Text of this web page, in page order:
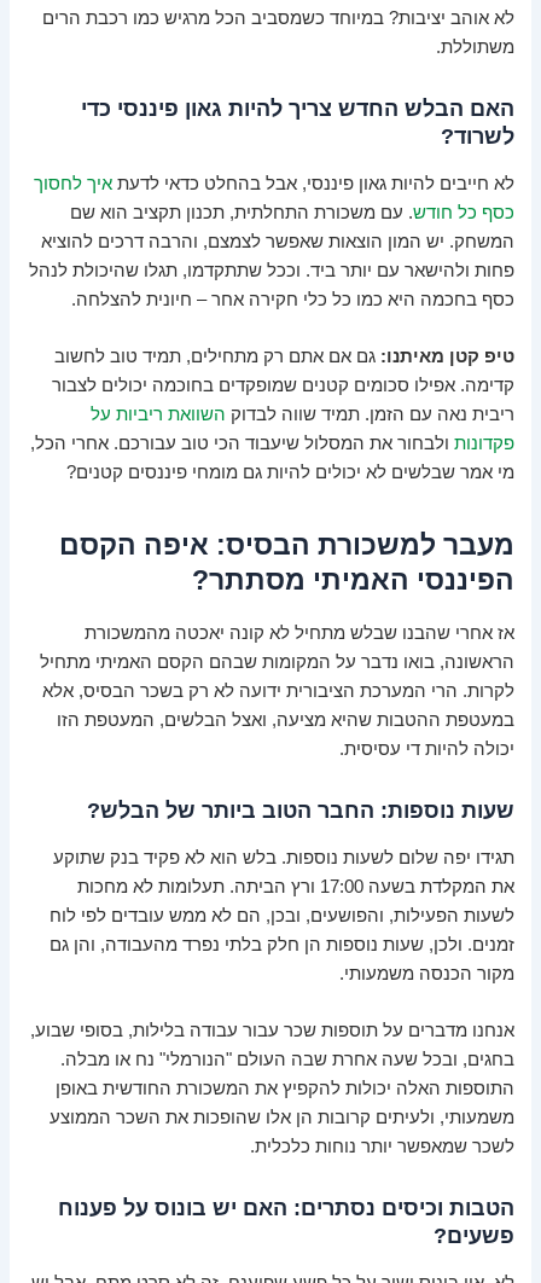
לא אוהב יציבות? במיוחד כשמסביב הכל מרגיש כמו רכבת הרים
משתוללת.
האם הבלש החדש צריך להיות גאון פיננסי כדי
לשרוד?
לא חייבים להיות גאון פיננסי, אבל בהחלט כדאי לדעתאיך לחסוך
כסף כל חודש. עם משכורת התחלתית, תכנון תקציב הוא שם
המשחק. יש המון הוצאות שאפשר לצמצם, והרבה דרכים להוציא
פחות ולהישאר עם יותר ביד. וככל שתתקדמו, תגלו שהיכולת לנהל
כסף בחכמה היא כמו כל כלי חקירה אחר – חיונית להצלחה.
טיפ קטן מאיתנו: גם אם אתם רק מתחילים, תמיד טוב לחשוב
קדימה. אפילו סכומים קטנים שמופקדים בחוכמה יכולים לצבור
ריבית נאה עם הזמן. תמיד שווה לבדוק השוואת ריביות על
פקדונות ולבחור את המסלול שיעבוד הכי טוב עבורכם. אחרי הכל,
מי אמר שבלשים לא יכולים להיות גם מומחי פיננסים קטנים?
מעבר למשכורת הבסיס: איפה הקסם
הפיננסי האמיתי מסתתר?
אז אחרי שהבנו שבלש מתחיל לא קונה יאכטה מהמשכורת
הראשונה, בואו נדבר על המקומות שבהם הקסם האמיתי מתחיל
לקרות. הרי המערכת הציבורית ידועה לא רק בשכר הבסיס, אלא
במעטפת ההטבות שהיא מציעה, ואצל הבלשים, המעטפת הזו
יכולה להיות די עסיסית.
שעות נוספות: החבר הטוב ביותר של הבלש?
תגידו יפה שלום לשעות נוספות. בלש הוא לא פקיד בנק שתוקע
את המקלדת בשעה 17:00 ורץ הביתה. תעלומות לא מחכות
לשעות הפעילות, והפושעים, ובכן, הם לא ממש עובדים לפי לוח
זמנים. ולכן, שעות נוספות הן חלק בלתי נפרד מהעבודה, והן גם
מקור הכנסה משמעותי.
אנחנו מדברים על תוספות שכר עבור עבודה בלילות, בסופי שבוע,
בחגים, ובכל שעה אחרת שבה העולם "הנורמלי" נח או מבלה.
התוספות האלה יכולות להקפיץ את המשכורת החודשית באופן
משמעותי, ולעיתים קרובות הן אלו שהופכות את השכר הממוצע
לשכר שמאפשר יותר נוחות כלכלית.
הטבות וכיסים נסתרים: האם יש בונוס על פענוח
פשעים?